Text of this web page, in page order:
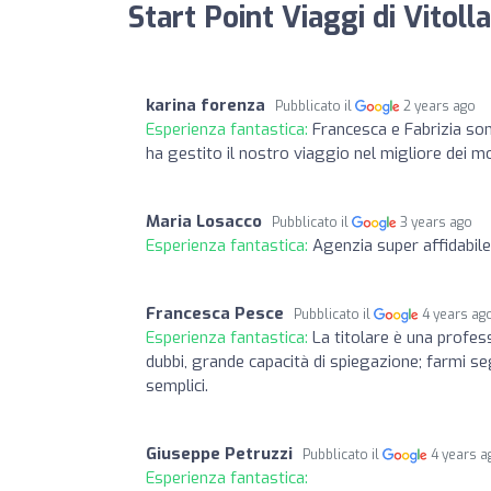
Start Point Viaggi di
karina forenza Pubblicato il 2 years ago
Esperienza fantastica: Francesca e Fabrizia
ha gestito il nostro viaggio nel migliore dei
Maria Losacco Pubblicato il 3 years ago
Esperienza fantastica: Agenzia super
Francesca Pesce Pubblicato il 4 years
Esperienza fantastica: La titolare è una
dubbi, grande capacità di spiegazione; farmi
semplici.
Giuseppe Petruzzi Pubblicato il 4 years
Esperienza fantastica: